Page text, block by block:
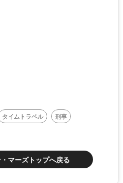
タイムトラベル 刑事
マーズトップへ戻る